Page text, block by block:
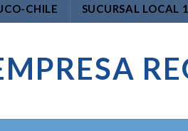
CHILE SUCURSAL LOCAL